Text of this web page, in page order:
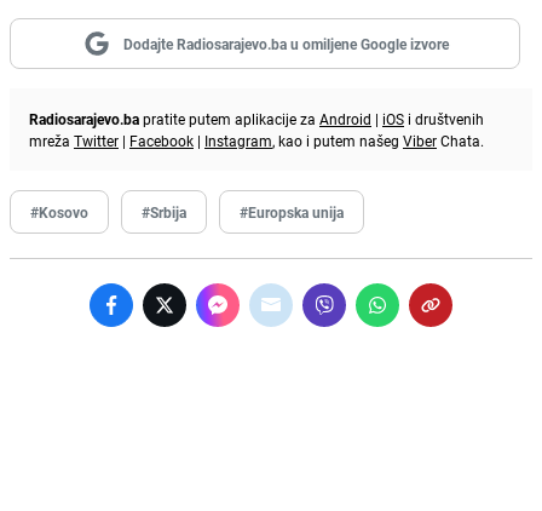
Dodajte Radiosarajevo.ba u omiljene Google izvore
Radiosarajevo.bapratite putem aplikacije za Android | iOS i društvenih
mreža Twitter | Facebook | Instagram, kao i putem našeg ViberChata.
#Kosovo #Srbija #Europska unija